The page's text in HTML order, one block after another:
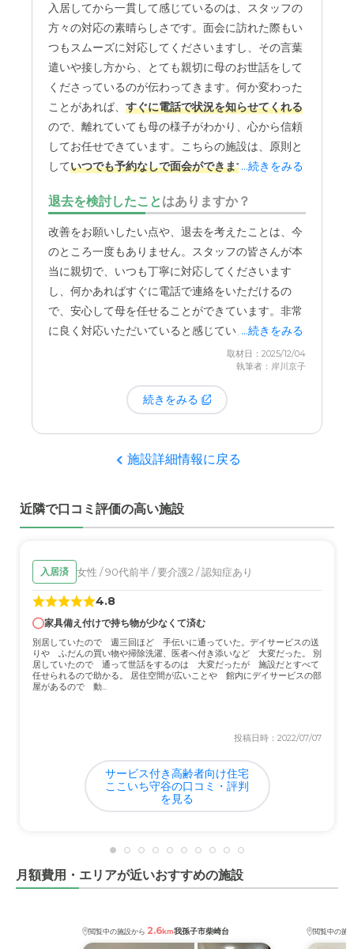
入居してから一貫して感じているのは、スタッフの
方々の対応の素晴らしさです。面会に訪れた際もい
つもスムーズに対応してくださいますし、その言葉
遣いや接し方から、とても親切に母のお世話をして
くださっているのが伝わってきます。何か変わった
ことがあれば、 すぐに電話で状況を知らせてくれる
ので、離れていても母の様子がわかり、心から信頼
してお任せできています。こちらの施設は、原則と
していつでも予約なしで面会ができます。もちろ
の感染症が流行した際には、数日間面会禁止になる
こともありますが、それは仕方のないこと。普段は
「会いに行きたい」と思った時に、気兼ねなく訪れ
ることができるのが本当にありがたいです。この自
由な面会体制が、家族の絆を保つ上でとても大きな
支えになっています。グループホームなので、日中
は他の入居者さんと一緒に過ごす時間があります。
課として体操などがスケジュールに組まれているよ
子は全くありません。むしろ楽しそうにしていると
穏やかな毎日に繋がっているのだと感じています。
...続きをみる
退去を検討したことはありますか？
改善をお願いしたい点や、退去を考えたことは、今
のところ一度もありません。スタッフの皆さんが本
当に親切で、いつも丁寧に対応してくださいます
し、何かあればすぐに電話で連絡をいただけるの
で、安心して母を任せることができています。非常
に良く対応いただいていると感じています。...続きをみる
取材日：2025/12/04
執筆者：岸川京子
続きをみる
施設詳細情報に戻る
近隣で口コミ評価の高い施設
入居済 女性 / 90代前半 / 要介護2 / 認知症あり
4.8
家具備え付けで持ち物が少なくて済む
別居していたので 週三回ほど 手伝いに通っていた。デイサービスの送
りや ふだんの買い物や掃除洗濯、医者へ付き添いなど 大変だった。 別
居していたので 通って世話をするのは 大変だったが 施設だとすべて
任せられるので助かる。 居住空間が広いことや 館内にデイサービスの部
屋があるので 動...
投稿日時：2022/07/07
サービス付き高齢者向け住宅
ここいち守谷の口コミ・評判
を見る
月額費用・エリアが近いおすすめの施設
閲覧中の施設から 2.6km我孫子市柴崎台 閲覧中の施